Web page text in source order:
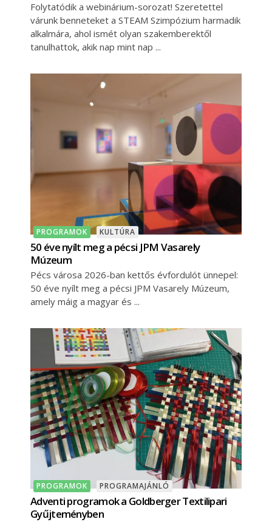
Folytatódik a webinárium-sorozat! Szeretettel
várunk benneteket a STEAM Szimpózium harmadik
alkalmára, ahol ismét olyan szakemberektől
tanulhattok, akik nap mint nap
PROGRAMOK KULTÚRA
50 éve nyílt meg a pécsi JPM Vasarely
Múzeum
Pécs városa 2026-ban kettős évfordulót ünnepel:
50 éve nyílt meg a pécsi JPM Vasarely Múzeum,
amely máig a magyar és
PROGRAMOK PROGRAMAJÁNLÓ
Adventi programok a Goldberger Textilipari
Gyűjteményben